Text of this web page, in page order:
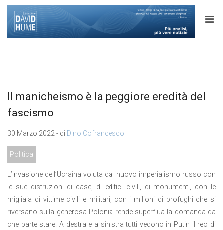
Il manicheismo è la peggiore eredità del
fascismo
30 Marzo 2022 - di Dino Cofrancesco
Politica
L’invasione dell’Ucraina voluta dal nuovo imperialismo russo con
le sue distruzioni di case, di edifici civili, di monumenti, con le
migliaia di vittime civili e militari, con i milioni di profughi che si
riversano sulla generosa Polonia rende superflua la domanda da
che parte stare. A destra e a sinistra tutti vedono in Putin il reo di